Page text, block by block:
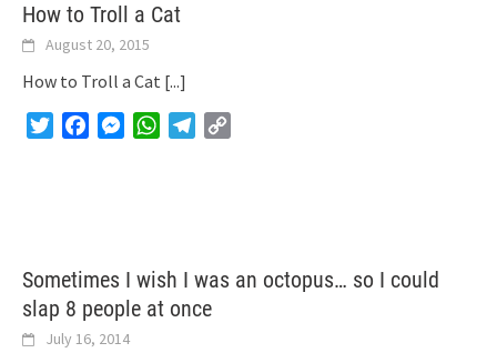
How to Troll a Cat
August 20, 2015
How to Troll a Cat [...]
TwitterFacebookMessengerWhatsAppTelegram
Sometimes I wish I was an octopus… so I could
slap 8 people at once
July 16, 2014